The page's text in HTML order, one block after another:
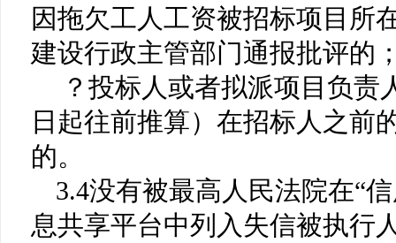
因拖欠工人工资被招标项目所
建设行政主管部门通报批评的
？投标人或者拟派项目负
日起往前推算）在招标人之前
的。
3.4没有被最高人民法院在“
息共享平台中列入失信被执行